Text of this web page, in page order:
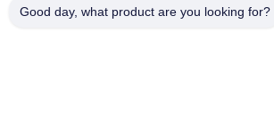
5F,B3, আন্ডা ইলেকট্রনিক্স ইন্ডাস্ট্রিয়াল ফ্যাক্টরি, হোপিং
Good day, what product are you looking for?